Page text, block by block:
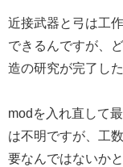
近接武器と弓は工
できるんですが、
造の研究が完了し
modを入れ直して
は不明ですが、工
要なんではないか